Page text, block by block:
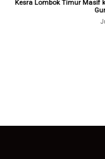
Kesra Lombok Timur Masif